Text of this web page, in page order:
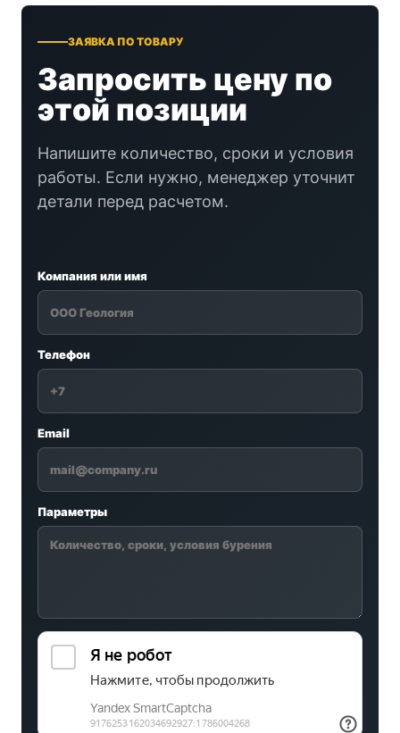
ЗАЯВКА ПО ТОВАРУ
Запросить цену по
этой позиции
Напишите количество, сроки и условия
работы. Если нужно, менеджер уточнит
детали перед расчетом.
Компания или имя
Телефон
Email
Параметры